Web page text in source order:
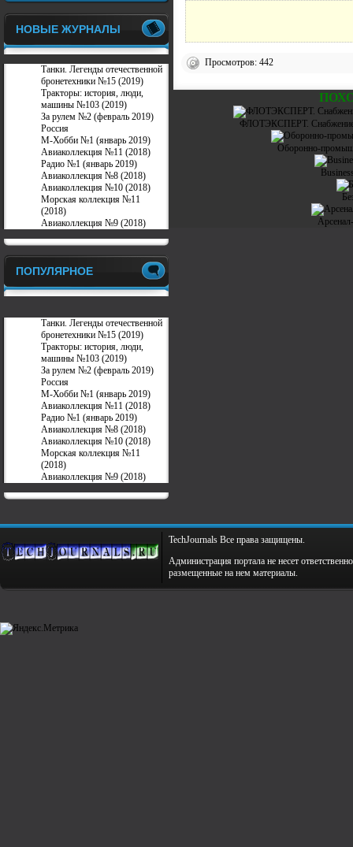
Просмотров: 442
ФЛОТЭКСПЕРТ. Снабжение
Оборонно-
НОВЫЕ ЖУРНАЛЫ
Танки. Легенды отечественной
бронетехники №15 (2019)
Тракторы: история, люди,
машины №103 (2019)
За рулем №2 (февраль 2019)
Россия
М-Хобби №1 (январь 2019)
Авиаколлекция №11 (2018)
Радио №1 (январь 2019)
Авиаколлекция №8 (2018)
Авиаколлекция №10 (2018)
Морская коллекция №11
(2018)
Авиаколлекция №9 (2018)
ПОПУЛЯРНОЕ
Танки. Легенды отечественной
бронетехники №15 (2019)
Тракторы: история, люди,
машины №103 (2019)
За рулем №2 (февраль 2019)
Россия
М-Хобби №1 (январь 2019)
Авиаколлекция №11 (2018)
Радио №1 (январь 2019)
Авиаколлекция №8 (2018)
Авиаколлекция №10 (2018)
Морская коллекция №11
(2018)
Авиаколлекция №9 (2018)
TechJournals Все права защищены.
Администрация портала не несет
размещенные на нем материалы.